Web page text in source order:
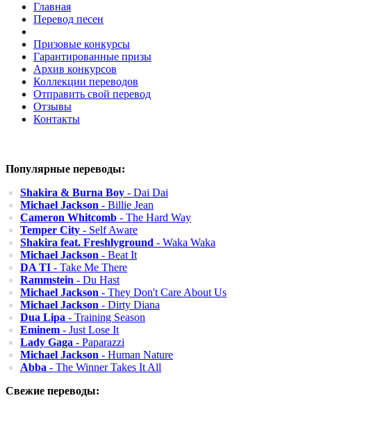
Главная
Перевод песен
Призовые конкурсы
Гарантированные призы
Архив конкурсов
Коллекции переводов
Отправить свой перевод
Отзывы
Контакты
Популярные переводы:
Shakira & Burna Boy - Dai Dai
Michael Jackson - Billie Jean
Cameron Whitcomb - The Hard Way
Temper City - Self Aware
Shakira feat. Freshlyground - Waka Waka
Michael Jackson - Beat It
DA TI - Take Me There
Rammstein - Du Hast
Michael Jackson - They Don't Care About Us
Michael Jackson - Dirty Diana
Dua Lipa - Training Season
Eminem - Just Lose It
Lady Gaga - Paparazzi
Michael Jackson - Human Nature
Abba - The Winner Takes It All
Свежие переводы: